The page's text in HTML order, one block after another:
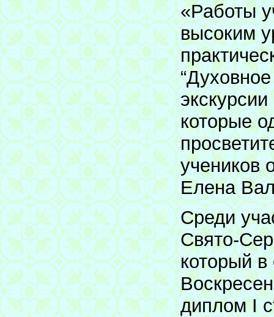
«Работы
высоким
которые
учеников
Елена
Среди
Свято-
который в
диплом I